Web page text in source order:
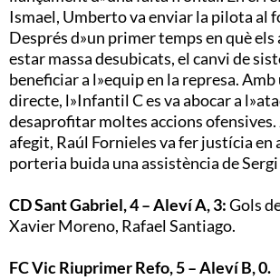
Ismael, Umberto va enviar la pilota al
Després d»un primer temps en què
estar massa desubicats, el canvi de
beneficiar a l»equip en la represa. Amb
directe, l»Infantil C es va abocar a
desaprofitar moltes accions ofensives.
afegit, Raúl Fornieles va fer justícia en
porteria buida una assistència de Sergi
CD Sant Gabriel, 4 – Aleví A, 3:Gols
Xavier Moreno, Rafael Santiago.
FC Vic Riuprimer Refo, 5 – Aleví B, 0.